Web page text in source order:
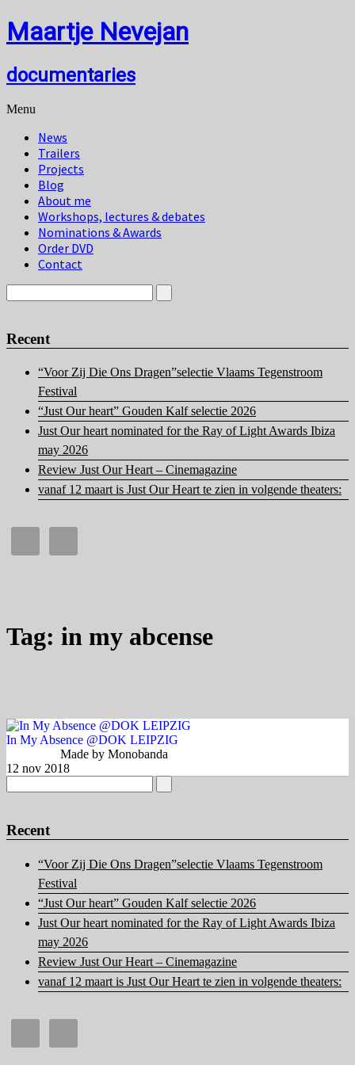
Maartje Nevejan
documentaries
Menu
News
Trailers
Projects
Blog
About me
Workshops, lectures & debates
Nominations & Awards
Order DVD
Contact
Recent
“Voor Zij Die Ons Dragen”selectie Vlaams Tegenstroom
Festival
“Just Our heart” Gouden Kalf selectie 2026
Just Our heart nominated for the Ray of Light Awards Ibiza
may 2026
Review Just Our Heart – Cinemagazine
vanaf 12 maart is Just Our Heart te zien in volgende theaters:
Tag: in my abcense
In My Absence @DOK LEIPZIG
Made by Monobanda
12 nov 2018
Recent
“Voor Zij Die Ons Dragen”selectie Vlaams Tegenstroom
Festival
“Just Our heart” Gouden Kalf selectie 2026
Just Our heart nominated for the Ray of Light Awards Ibiza
may 2026
Review Just Our Heart – Cinemagazine
vanaf 12 maart is Just Our Heart te zien in volgende theaters: